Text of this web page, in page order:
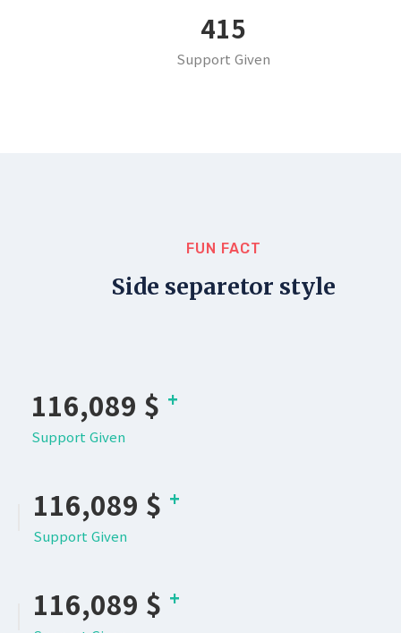
502
Support Given
FUN FACT
Side separetor style
142,607 $ +
Support Given
142,607 $ +
Support Given
142,607 $ +